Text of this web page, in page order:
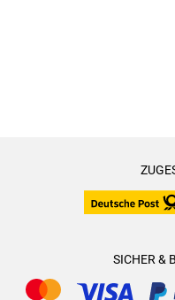
SICHER &